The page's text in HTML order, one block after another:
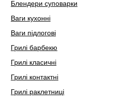
Блендери суповарки
Ваги кухонні
Ваги підлогові
Грилі барбекю
Грилі класичні
Грилі контактні
Грилі раклетниці